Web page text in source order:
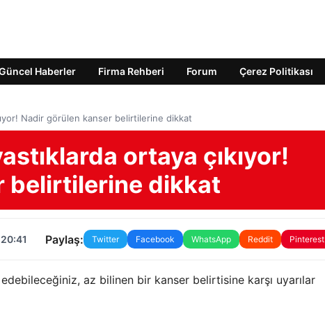
Haberler Firma Rehberi Forum Çerez Politikası
Nadir görülen kanser belirtilerine dikkat
ortaya çıkıyor!
belirtilerine dikkat
Paylaş: Twitter Facebook WhatsApp Reddit Pinterest
edebileceğiniz, az bilinen bir kanser belirtisine karşı uyarılar